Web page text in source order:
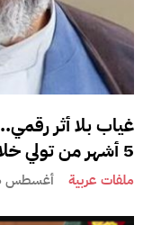
غياب بلا أثر
5 أشهر من تولي خلافة إيران
ملفات عربية أغسطس 6, 2026